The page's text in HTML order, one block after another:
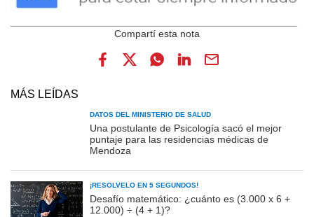
MÁS LEÍDAS
DATOS DEL MINISTERIO DE SALUD
Una postulante de Psicología sacó el mejor
puntaje para las residencias médicas de
Mendoza
¡RESOLVELO EN 5 SEGUNDOS!
Desafío matemático: ¿cuánto es (3.000 x 6 +
12.000) ÷ (4 + 1)?